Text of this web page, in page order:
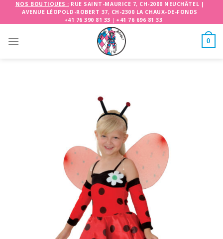
NOS BOUTIQUES : RUE SAINT-MAURICE 7, CH-2000 NEUCHÂTEL |
AVENUE LÉOPOLD-ROBERT 37, CH-2300 LA CHAUX-DE-FONDS
+41 76 390 81 33 | +41 76 696 81 33
0